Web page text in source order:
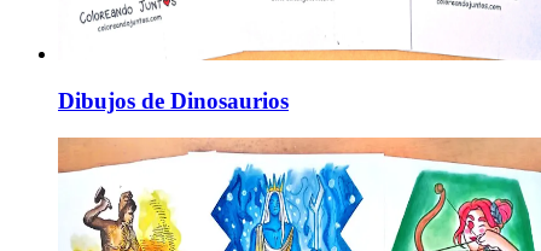
Dibujos de Dinosaurios